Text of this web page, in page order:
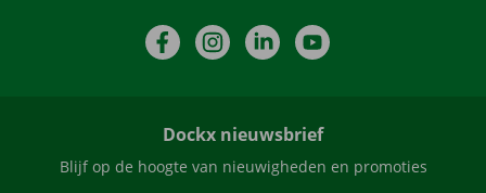
FacebookInstagramLinkedIn
Dockx nieuwsbrief
Blijf op de hoogte van nieuwigheden en promoties